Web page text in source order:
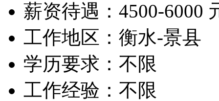
薪资待遇：4500-6000
工作地区：衡水-景县
学历要求：不限
工作经验：不限